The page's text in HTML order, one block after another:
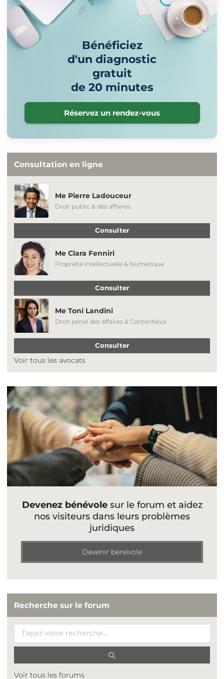
Bénéficiez
d'un diagnostic
gratuit
de 20 minutes
Réservez un rendez-vous
Consultation en ligne
Me Pierre Ladouceur
Droit public & des affaires
Consulter
Me Clara Fenniri
Propriété intellectuelle & Numérique
Consulter
Me Toni Landini
Droit pénal des affaires & Contentieux
Consulter
Voir tous les avocats
Devenez bénévolesur le forum et aidez
nos visiteurs dans leurs problèmes
juridiques
Devenir bénévole
Recherche sur le forum
Voir tous les forums